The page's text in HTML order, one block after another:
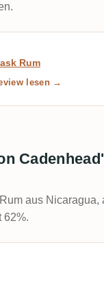
von
Rum
lesen →
aus Nicaragua,
62%.